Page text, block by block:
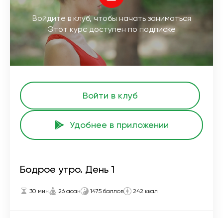
Войдите в клуб, чтобы начать заниматься
Этот курс доступен по подписке
Войти в клуб
Удобнее в приложении
Бодрое утро. День 1
30 мин 26 асан 1475 баллов 242 ккал